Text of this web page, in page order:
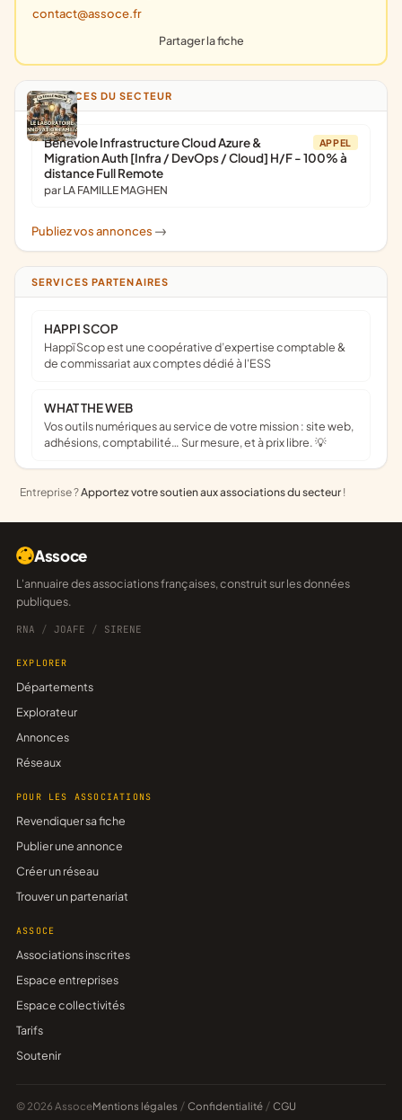
contact@assoce.fr
Partager la fiche
ANNONCES DU SECTEUR
APPEL
Bénévole Infrastructure Cloud Azure &
Migration Auth [Infra / DevOps / Cloud] H/F - 100% à
distance Full Remote
par LA FAMILLE MAGHEN
Publiez vos annonces ->
SERVICES PARTENAIRES
HAPPI SCOP
Happï Scop est une coopérative d’expertise comptable &
de commissariat aux comptes dédié à l'ESS
WHAT THE WEB
Vos outils numériques au service de votre mission : site web,
adhésions, comptabilité… Sur mesure, et à prix libre. 💡
Entreprise ?Apportez votre soutien aux associations du secteur !
Assoce
L'annuaire des associations françaises, construit sur les données
publiques.
RNA / JOAFE / SIRENE
EXPLORER
Départements
Explorateur
Annonces
Réseaux
POUR LES ASSOCIATIONS
Revendiquer sa fiche
Publier une annonce
Créer un réseau
Trouver un partenariat
ASSOCE
Associations inscrites
Espace entreprises
Espace collectivités
Tarifs
Soutenir
© 2026 AssoceMentions légales / Confidentialité / CGU